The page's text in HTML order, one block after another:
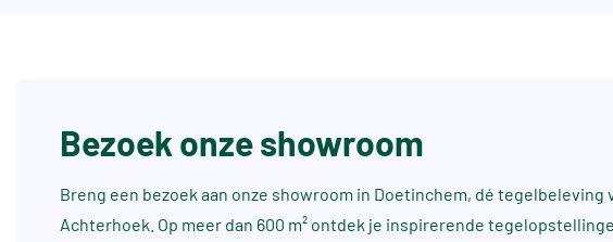
Bezoek onze showroom
Breng een bezoek aan onze showroom in Doetinchem, dé tegelbeleving
Achterhoek. Op meer dan 600 m² ontdek je inspirerende